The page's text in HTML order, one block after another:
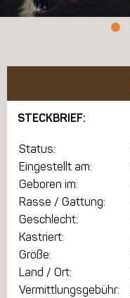
STECKBRIEF:
Status:
Eingestellt am:
Geboren im:
Rasse / Gattung:
Geschlecht:
Kastriert:
Größe:
Land / Ort:
Vermittlungsgebühr: